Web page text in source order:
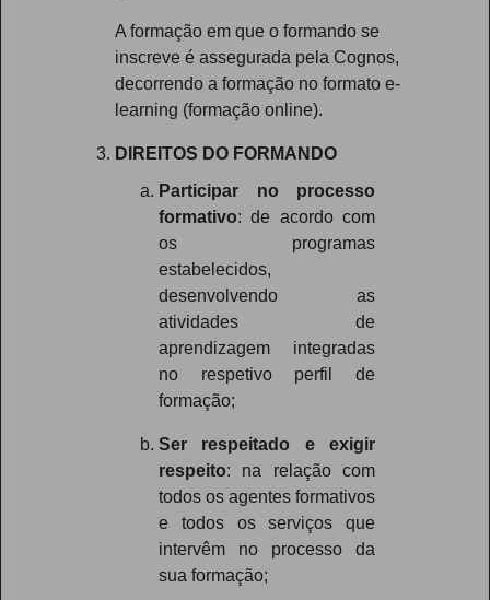
A formação em que o formando se
inscreve é assegurada pela Cognos,
decorrendo a formação no formato e-
learning (formação online).
DIREITOS DO FORMANDO
Participar no processo
formativo: de acordo com
os programas
estabelecidos,
desenvolvendo as
atividades de
aprendizagem integradas
no respetivo perfil de
formação;
Ser respeitado e exigir
respeito: na relação com
todos os agentes formativos
e todos os serviços que
intervêm no processo da
sua formação;